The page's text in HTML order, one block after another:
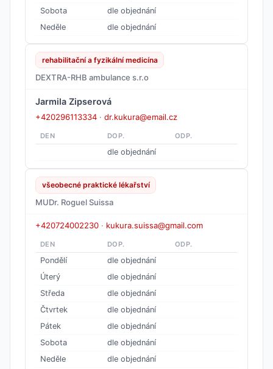
Sobota
dle objednání
Neděle
dle objednání
rehabilitační a fyzikální medicína
DEXTRA-RHB ambulance s.r.o
Jarmila Zipserová
+420296113334 · dr.kukura@email.cz
DEN DOP. ODP.
dle objednání
všeobecné praktické lékařství
MUDr. Roguel Suissa
+420724002230 · kukura.suissa@gmail.com
DEN DOP. ODP.
Pondělí
dle objednání
Úterý
dle objednání
Středa
dle objednání
Čtvrtek
dle objednání
Pátek
dle objednání
Sobota
dle objednání
Neděle
dle objednání